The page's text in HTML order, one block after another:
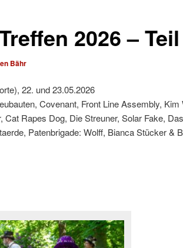
2026 –
Bähr
22. und 23.05.2026
Covenant, Front Line Assembly, Kim
Rapes Dog, Die Streuner, Solar Fake,
Patenbrigade: Wolff, Bianca Stücker &